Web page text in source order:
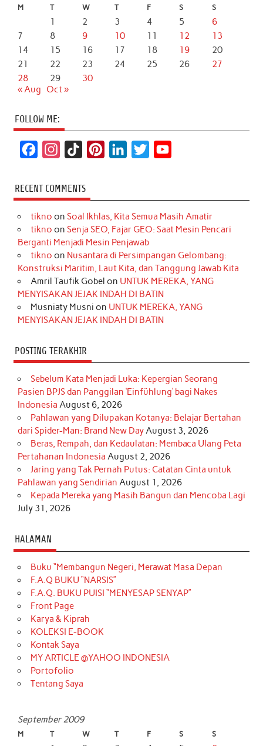
M T W T F S S
1 2 3 4 5
6
7
8 9 10 11 12
13
14
15 16 17 18 19
20
21
22 23 24 25 26
27
28
29
30
« Aug
Oct »
FOLLOW ME:
c
e
b
o
k
s
t
a
r
a
m
k
T
o
k
t
e
r
e
s
t
k
e
d
I
n
t
t
r
T
u
e
RECENT COMMENTS
tikno on Soal Ikhlas, Kita Semua Masih Amatir
tikno on Senja SEO, Fajar GEO: Saat Mesin Pencari
Berganti Menjadi Mesin Penjawab
tikno on Nusantara di Persimpangan Gelombang:
Konstruksi Maritim, Laut Kita, dan Tanggung Jawab Kita
Amril Taufik Gobel on UNTUK MEREKA, YANG
MENYISAKAN JEJAK INDAH DI BATIN
Musniaty Musni on UNTUK MEREKA, YANG
MENYISAKAN JEJAK INDAH DI BATIN
POSTING TERAKHIR
Sebelum Kata Menjadi Luka: Kepergian Seorang
Pasien BPJS dan Panggilan ‘Einfühlung’ bagi Nakes
Indonesia August 6, 2026
Pahlawan yang Dilupakan Kotanya: Belajar Bertahan
dari Spider-Man: Brand New DayAugust 3, 2026
Beras, Rempah, dan Kedaulatan: Membaca Ulang Peta
Pertahanan Indonesia August 2, 2026
Jaring yang Tak Pernah Putus: Catatan Cinta untuk
Pahlawan yang Sendirian August 1, 2026
Kepada Mereka yang Masih Bangun dan Mencoba Lagi
July 31, 2026
HALAMAN
Buku “Membangun Negeri, Merawat Masa Depan
F.A.Q BUKU “NARSIS”
F.A.Q. BUKU PUISI “MENYESAP SENYAP”
Front Page
Karya & Kiprah
KOLEKSI E-BOOK
Kontak Saya
MY ARTICLE @YAHOO INDONESIA
Portofolio
Tentang Saya
September 2009
M T W T F S S